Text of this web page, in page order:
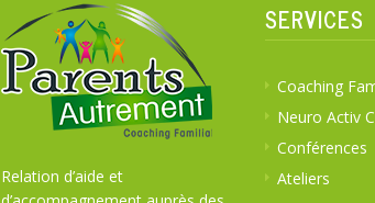
Relation d’aide et
SERVICES
Coaching
Neuro Activ
Conférences
Ateliers